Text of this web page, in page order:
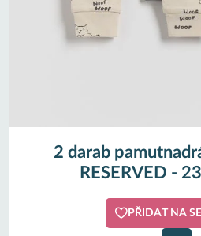
2 darab
RESERVED -
PŘIDAT NA